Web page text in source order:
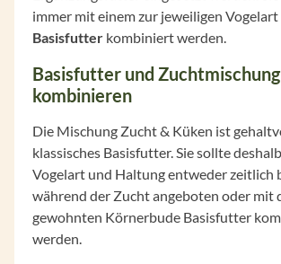
immer mit einem zur jeweiligen Vogelart
Basisfutter kombiniert werden.
Basisfutter und Zuchtmischung
kombinieren
Die Mischung Zucht & Küken ist
klassisches Basisfutter. Sie sollte
Vogelart und Haltung entweder zeitlich
während der Zucht angeboten oder mit
gewohnten Körnerbude Basisfutter
werden.